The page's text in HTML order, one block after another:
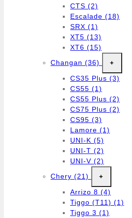
CTS (2)
Escalade (18)
SRX (1)
XT5 (13)
XT6 (15)
Changan (36) +
CS35 Plus (3)
CS55 (1)
CS55 Plus (2)
CS75 Plus (2)
CS95 (3)
Lamore (1)
UNI-K (5)
UNI-T (2)
UNI-V (2)
Chery (21) +
Arrizo 8 (4)
Tiggo (T11) (1)
Tiggo 3 (1)